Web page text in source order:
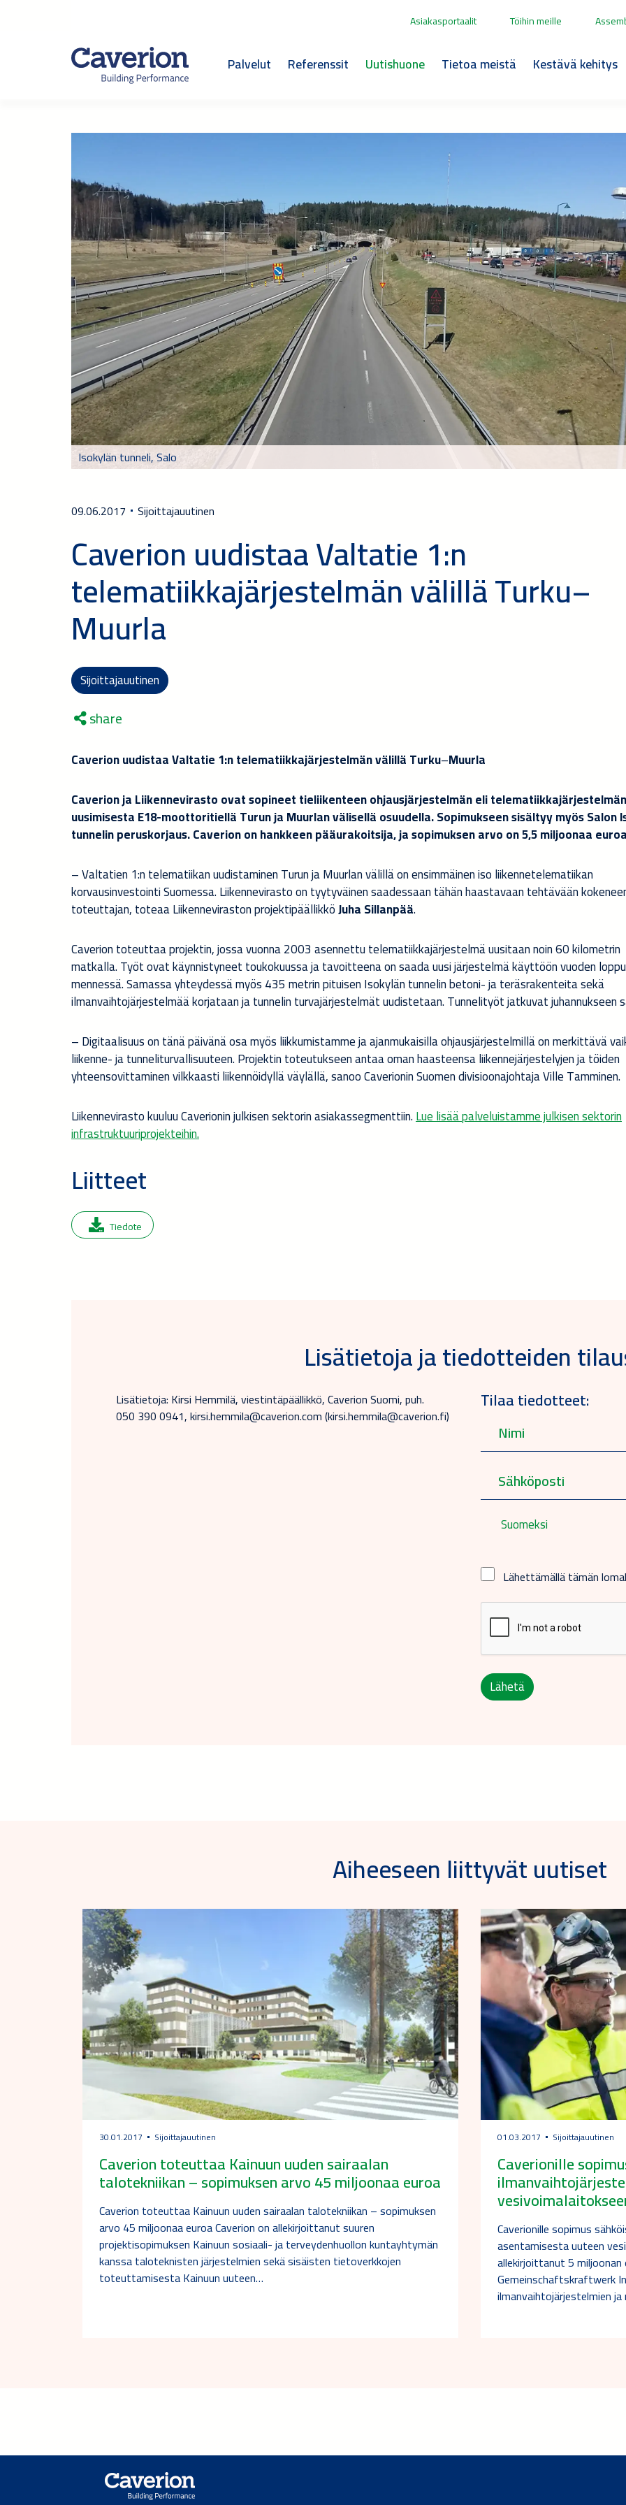
Asiakasportaalit Töihin meille
Palvelut Referenssit Uutishuone Tietoa meistä Kestävä kehitys
Isokylän tunneli, Salo
09.06.2017 Sijoittajauutinen
Caverion uudistaa Valtatie 1:n
telematiikkajärjestelmän välillä Turku–
Muurla
Sijoittajauutinen
share
Caverion uudistaa Valtatie 1:n telematiikkajärjestelmän välillä Turku–Muurla
Caverion ja Liikennevirasto ovat sopineet tieliikenteen ohjausjärjestelmän eli telematiikkajärjestelmän
uusimisesta E18-moottoritiellä Turun ja Muurlan välisellä osuudella. Sopimukseen sisältyy myös Salon
tunnelin peruskorjaus. Caverion on hankkeen pääurakoitsija, ja sopimuksen arvo on 5,5 miljoonaa
– Valtatien 1:n telematiikan uudistaminen Turun ja Muurlan välillä on ensimmäinen iso liikennetelematiikan
korvausinvestointi Suomessa. Liikennevirasto on tyytyväinen saadessaan tähän haastavaan tehtävään
toteuttajan, toteaa Liikenneviraston projektipäällikköJuha Sillanpää.
Caverion toteuttaa projektin, jossa vuonna 2003 asennettu telematiikkajärjestelmä uusitaan noin 60 kilometrin
matkalla. Työt ovat käynnistyneet toukokuussa ja tavoitteena on saada uusi järjestelmä käyttöön vuoden
mennessä. Samassa yhteydessä myös 435 metrin pituisen Isokylän tunnelin betoni- ja teräsrakenteita sekä
ilmanvaihtojärjestelmää korjataan ja tunnelin turvajärjestelmät uudistetaan. Tunnelityöt jatkuvat juhannukseen
– Digitaalisuus on tänä päivänä osa myös liikkumistamme ja ajanmukaisilla ohjausjärjestelmillä on merkittävä
liikenne- ja tunneliturvallisuuteen. Projektin toteutukseen antaa oman haasteensa liikennejärjestelyjen ja töiden
yhteensovittaminen vilkkaasti liikennöidyllä väylällä, sanoo Caverionin Suomen divisioonajohtaja Ville Tamminen.
Liikennevirasto kuuluu Caverionin julkisen sektorin asiakassegmenttiin.Lue lisää palveluistamme julkisen sektorin
infrastruktuuriprojekteihin.
Liitteet
Tiedote
Lisätietoja ja tiedotteiden
Lisätietoja: Kirsi Hemmilä, viestintäpäällikkö, Caverion Suomi, puh.
050 390 0941, kirsi.hemmila@caverion.com (kirsi.hemmila@caverion.fi)
Tilaa tiedotteet:
Suomeksi
Lähettämällä tämän
Lähetä
Aiheeseen liittyvät uutiset
30.01.2017 Sijoittajauutinen
Caverion toteuttaa Kainuun uuden sairaalan
talotekniikan – sopimuksen arvo 45 miljoonaa euroa
Caverion toteuttaa Kainuun uuden sairaalan talotekniikan – sopimuksen
arvo 45 miljoonaa euroa Caverion on allekirjoittanut suuren
projektisopimuksen Kainuun sosiaali- ja terveydenhuollon kuntayhtymän
kanssa taloteknisten järjestelmien sekä sisäisten tietoverkkojen
toteuttamisesta Kainuun uuteen…
01.03.2017 Sijoittajauutinen
Caverionille
Caverionille sopimus
asentamisesta uuteen
allekirjoittanut 5
Gemeinschaftskraftwerk
ilmanvaihtojärjestelmien